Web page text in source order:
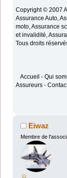
Copyright © 2007
Assurance Auto,
moto, Assurance
et invalidité,
Tous droits
Accueil - Qui
Assureurs -
Eiwaz
Membre de